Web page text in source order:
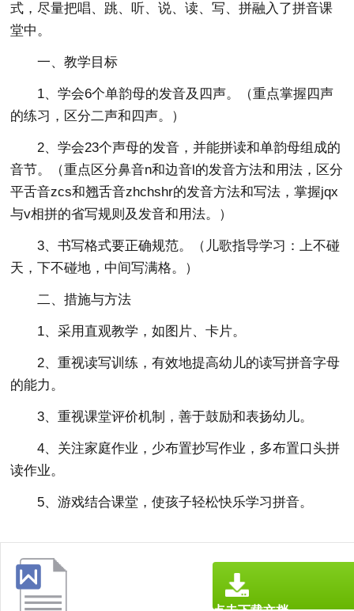
式，尽量把唱、跳、听、说、读、写、拼融入了拼音课
堂中。
一、教学目标
1、学会6个单韵母的发音及四声。（重点掌握四声
的练习，区分二声和四声。）
2、学会23个声母的发音，并能拼读和单韵母组成的
音节。（重点区分鼻音n和边音l的发音方法和用法，区分
平舌音zcs和翘舌音zhchshr的发音方法和写法，掌握jqx
与v相拼的省写规则及发音和用法。）
3、书写格式要正确规范。（儿歌指导学习：上不碰
天，下不碰地，中间写满格。）
二、措施与方法
1、采用直观教学，如图片、卡片。
2、重视读写训练，有效地提高幼儿的读写拼音字母
的能力。
3、重视课堂评价机制，善于鼓励和表扬幼儿。
4、关注家庭作业，少布置抄写作业，多布置口头拼
读作业。
5、游戏结合课堂，使孩子轻松快乐学习拼音。